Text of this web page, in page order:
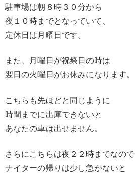
駐車場は朝８時３０分から
夜１０時までとなっていて、
定休日は月曜日です。
また、月曜日が祝祭日の時は
翌日の火曜日がお休みになります。
こちらも先ほどと同じように
時間までに出庫できないと
あなたの車は出せません。
さらにこちらは夜２２時までなので
ナイターの帰りは少し急がないと